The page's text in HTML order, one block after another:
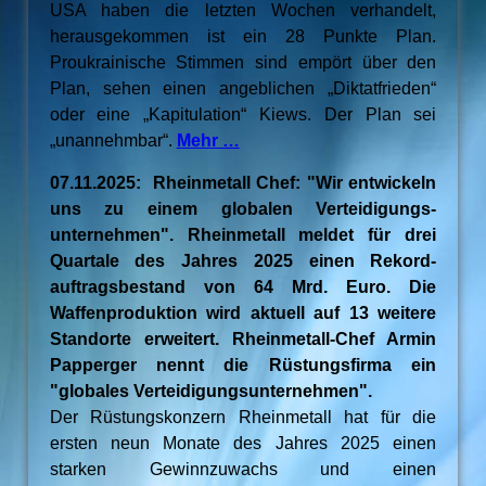
USA haben die letzten Wochen verhandelt,
herausgekommen ist ein 28 Punkte Plan.
Proukrainische Stimmen sind empört über den
Plan, sehen einen angeblichen „Diktatfrieden“
oder eine „Kapitulation“ Kiews. Der Plan sei
„unannehmbar“. Mehr …
07.11.2025: Rheinmetall Chef: "Wir entwickeln
uns zu einem globalen Verteidigungs-
unternehmen". Rheinmetall meldet für drei
Quartale des Jahres 2025 einen Rekord-
auftragsbestand von 64 Mrd. Euro. Die
Waffenproduktion wird aktuell auf 13 weitere
Standorte erweitert. Rheinmetall-Chef Armin
Papperger nennt die Rüstungsfirma ein
"globales Verteidigungsunternehmen".
Der Rüstungskonzern Rheinmetall hat für die
ersten neun Monate des Jahres 2025 einen
starken Gewinnzuwachs und einen